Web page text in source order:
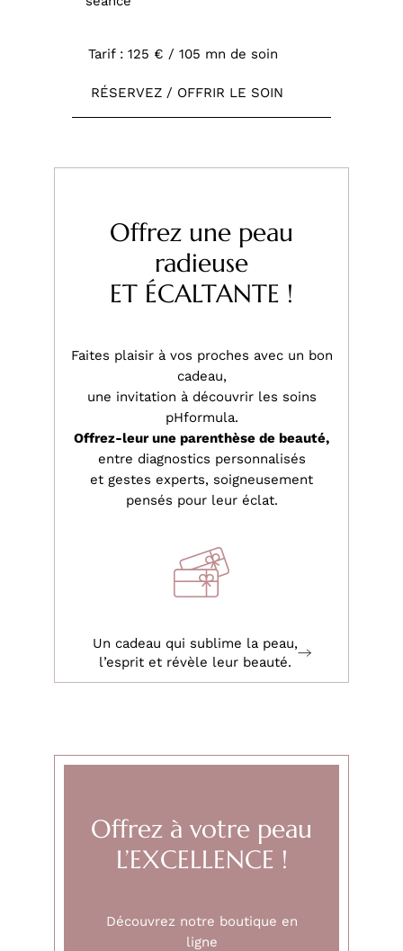
Tarif : 125 € / 105 mn de soin
RÉSERVEZ / OFFRIR LE SOIN
Offrez une peau
radieuse
ET ÉCALTANTE !
Faites plaisir à vos proches avec un bon
cadeau,
une invitation à découvrir les soins
pHformula.
Offrez-leur une parenthèse de beauté,
entre diagnostics personnalisés
et gestes experts, soigneusement
pensés pour leur éclat.
Un cadeau qui sublime la peau,
l’esprit et révèle leur beauté.
Offrez à votre peau
L’EXCELLENCE !
Découvrez notre boutique en
ligne